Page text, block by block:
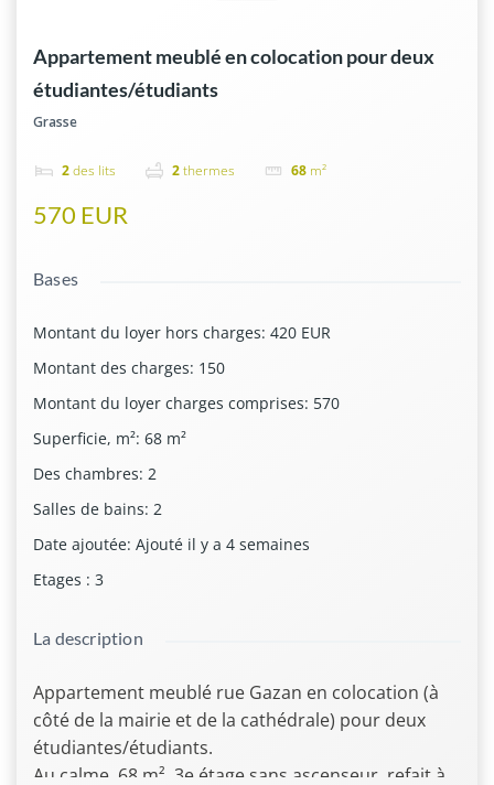
Appartement meublé en colocation pour deux
étudiantes/étudiants
Grasse
2des lits 2thermes 68 m²
570 EUR
Bases
Montant du loyer hors charges: 420 EUR
Montant des charges: 150
Montant du loyer charges comprises: 570
Superficie, m²: 68 m²
Des chambres: 2
Salles de bains: 2
Date ajoutée: Ajouté il y a 4 semaines
Etages : 3
La description
Appartement meublé rue Gazan en colocation (à
côté de la mairie et de la cathédrale) pour deux
étudiantes/étudiants.
Au calme, 68 m², 3e étage sans ascenseur, refait à